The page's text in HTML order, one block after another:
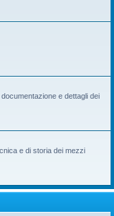
e dettagli dei
e di storia dei mezzi